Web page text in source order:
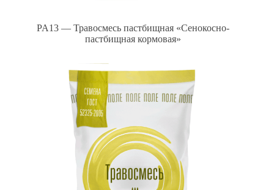
PA13 — Травосмесь пастбищная «Сенокосно-
пастбищная кормовая»